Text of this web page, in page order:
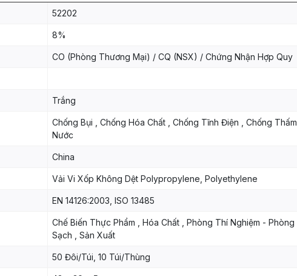
52202
8%
CO (Phòng Thương Mại) / CQ (NSX) / Chứng Nhận Hợp Quy
Trắng
Chống Bụi , Chống Hóa Chất , Chống Tĩnh Điện , Chống Thấm
Nước
China
Vải Vi Xốp Không Dệt Polypropylene, Polyethylene
EN 14126:2003, ISO 13485
Chế Biến Thực Phẩm , Hóa Chất , Phòng Thí Nghiệm - Phòng
Sạch , Sản Xuất
50 Đôi/Túi, 10 Túi/Thùng